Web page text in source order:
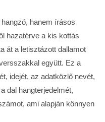
hanem írásos
hazatérve a kis kottás
át a letisztázott dallamot
együtt. Ez a
idejét, az adatközlő nevét,
dal hangterjedelmét,
ami alapján könnyen